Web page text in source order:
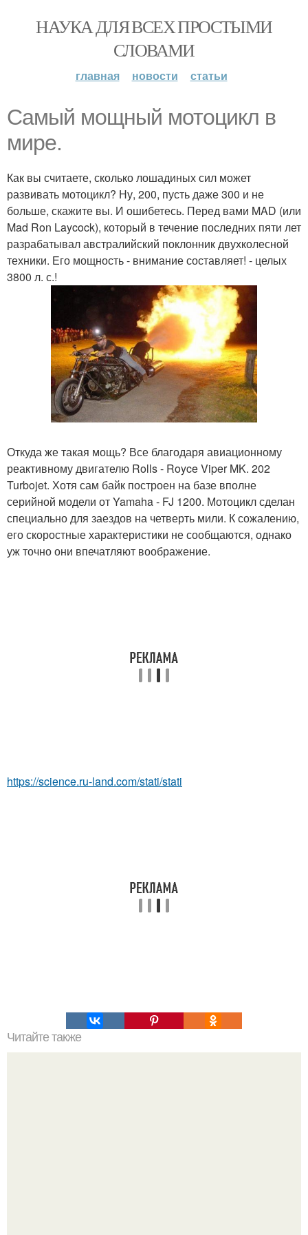
НАУКА ДЛЯ ВСЕХ ПРОСТЫМИ
СЛОВАМИ
главная новости статьи
Самый мощный мотоцикл в
мире.
Как вы считаете, сколько лошадиных сил может
развивать мотоцикл? Ну, 200, пусть даже 300 и не
больше, скажите вы. И ошибетесь. Перед вами MAD (или
Mad Ron Laycock), который в течение последних пяти лет
разрабатывал австралийский поклонник двухколесной
техники. Его мощность - внимание составляет! - целых
3800 л. с.!
Откуда же такая мощь? Все благодаря авиационному
реактивному двигателю Rolls - Royce Viper MK. 202
Turbojet. Хотя сам байк построен на базе вполне
серийной модели от Yamaha - FJ 1200. Мотоцикл сделан
специально для заездов на четверть мили. К сожалению,
его скоростные характеристики не сообщаются, однако
уж точно они впечатляют воображение.
https://science.ru-land.com/stati/stati
Читайте также